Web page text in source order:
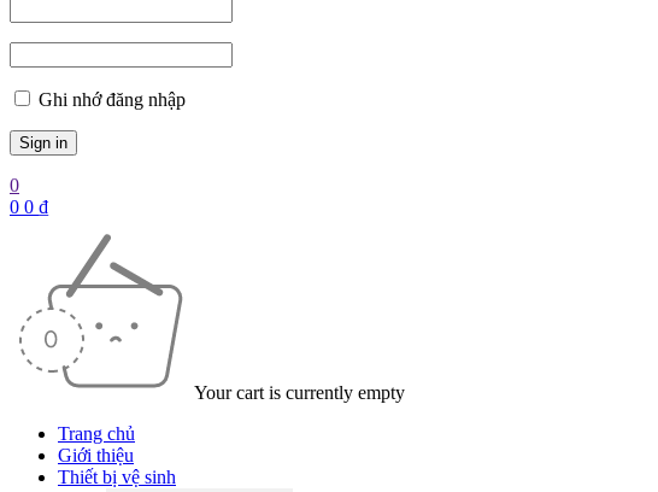
Ghi nhớ đăng nhập
0
0 0 ₫
Your cart is currently empty
Trang chủ
Giới thiệu
Thiết bị vệ sinh